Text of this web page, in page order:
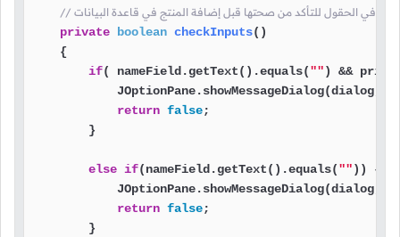
private boolean checkInputs()
    {
if( nameField.getText().equals("") &&
            JOptionPane.showMessageDialog(dialog,
return false;
        }
else if(nameField.getText().equals("")) {
            JOptionPane.showMessageDialog(dialog,
return false;
        }